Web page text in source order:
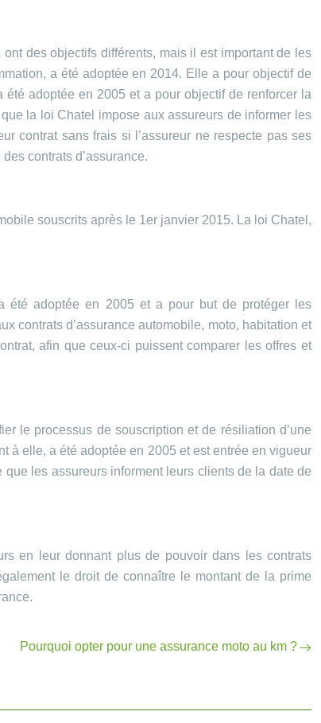
des objectifs différents, mais il est important de les
a été adoptée en 2014. Elle a pour objectif de
adoptée en 2005 et a pour objectif de renforcer la
la loi Chatel impose aux assureurs de informer les
contrat sans frais si l’assureur ne respecte pas ses
contrats d’assurance.
souscrits après le 1er janvier 2015. La loi Chatel,
été adoptée en 2005 et a pour but de protéger les
contrats d’assurance automobile, moto, habitation et
afin que ceux-ci puissent comparer les offres et
le processus de souscription et de résiliation d’une
à elle, a été adoptée en 2005 et est entrée en vigueur
les assureurs informent leurs clients de la date de
en leur donnant plus de pouvoir dans les contrats
le droit de connaître le montant de la prime
Pourquoi opter pour une assurance moto au km ?